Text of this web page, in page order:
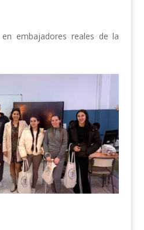
embajadores reales de la